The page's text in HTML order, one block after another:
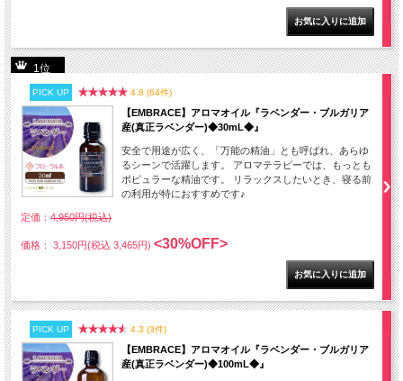
1位
PICK UP 4.8 (64件)
【EMBRACE】アロマオイル『ラベンダー・ブルガリア
産(真正ラベンダー)◆30mL◆』
安全で用途が広く、「万能の精油」とも呼ばれ、あらゆ
るシーンで活躍します。 アロマテラピーでは、もっとも
ポピュラーな精油です。 リラックスしたいとき、寝る前
の利用が特におすすめです♪
定価： 4,950円(税込)
価格： 3,150円(税込 3,465円) <30%OFF>
PICK UP 4.3 (3件)
【EMBRACE】アロマオイル『ラベンダー・ブルガリア
産(真正ラベンダー)◆100mL◆』